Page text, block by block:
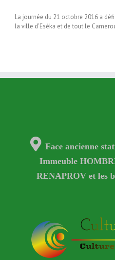
La journée du 21 octobre 2016 a
la ville d’Eséka et de tout le
Face ancienne
Immeuble
RENAPROV et les